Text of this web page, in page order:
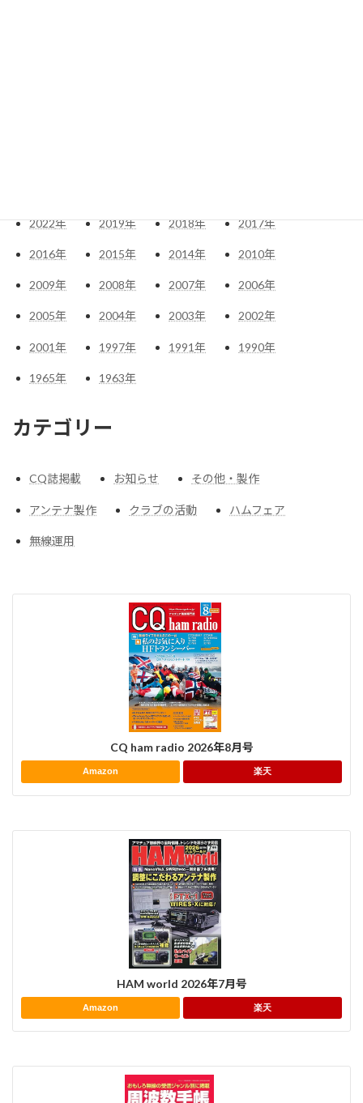
2022年 2019年 2018年 2017年
2016年 2015年 2014年 2010年
2009年 2008年 2007年 2006年
2005年 2004年 2003年 2002年
2001年 1997年 1991年 1990年
1965年 1963年
カテゴリー
CQ誌掲載 お知らせ その他・製作
アンテナ製作 クラブの活動 ハムフェア
無線運用
CQ ham radio 2026年8月号
Amazon 楽天
HAM world 2026年7月号
Amazon 楽天